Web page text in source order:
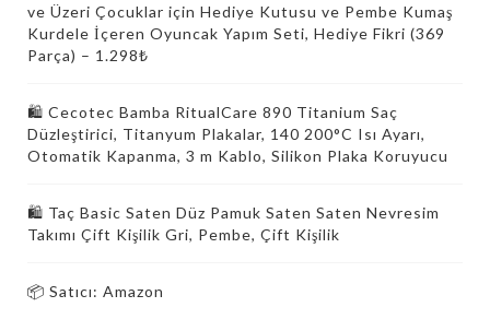
ve Üzeri Çocuklar için Hediye Kutusu ve Pembe Kumaş
Kurdele İçeren Oyuncak Yapım Seti, Hediye Fikri (369
Parça) – 1.298₺
🛍️ Cecotec Bamba RitualCare 890 Titanium Saç
Düzleştirici, Titanyum Plakalar, 140 200°C Isı Ayarı,
Otomatik Kapanma, 3 m Kablo, Silikon Plaka Koruyucu
🛍️ Taç Basic Saten Düz Pamuk Saten Saten Nevresim
Takımı Çift Kişilik Gri, Pembe, Çift Kişilik
📦 Satıcı: Amazon